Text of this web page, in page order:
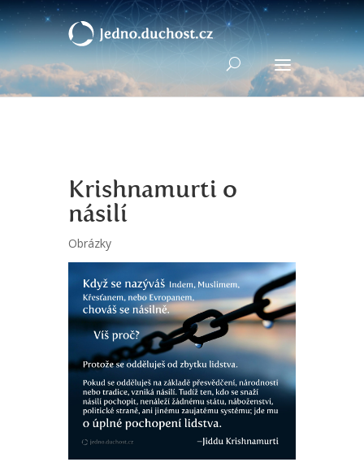
Krishnamurti o
násilí
Obrázky